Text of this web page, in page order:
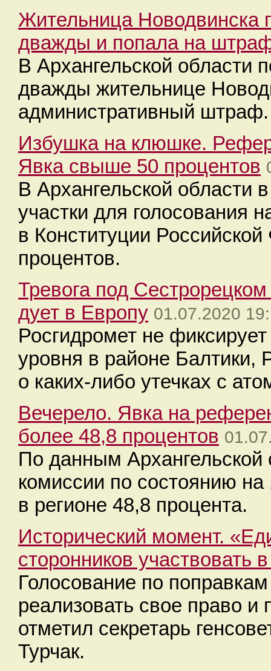
Жительница Новодвинска
дважды и попала на
В Архангельской области
дважды жительнице
административный штраф.
Избушка на клюшке.
Явка свыше 50 процентов
В Архангельской области
участки для голосования
в Конституции
процентов.
Тревога под
дует в Европу 01.07.2020
Росгидромет не
уровня в районе Балтики,
о каких-либо утечках с
Вечерело. Явка на
более 48,8 процентов
По данным Архангельской
комиссии по состоянию
в регионе 48,8 процента.
Исторический момент.
сторонников участвовать
Голосование по
реализовать свое право
отметил секретарь
Турчак.